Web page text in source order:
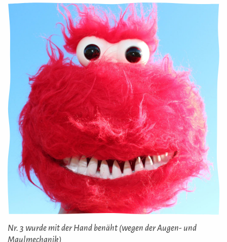
Nr. 3 wurde mit der Hand benäht (wegen der Augen- und
Maulmechanik)